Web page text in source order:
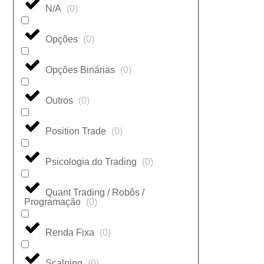
N/A (0)
Opções (0)
Opções Binárias (0)
Outros (0)
Position Trade (0)
Psicologia do Trading (0)
Quant Trading / Robôs /
Programação (0)
Renda Fixa (0)